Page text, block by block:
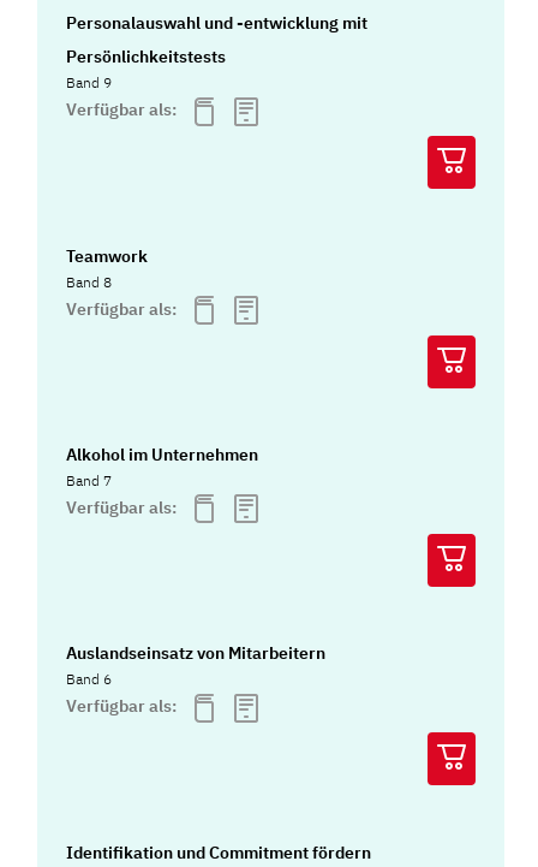
Personalauswahl und -entwicklung mit
Persönlichkeitstests
Band 9
Verfügbar als:
Teamwork
Band 8
Verfügbar als:
Alkohol im Unternehmen
Band 7
Verfügbar als:
Auslandseinsatz von Mitarbeitern
Band 6
Verfügbar als:
Identifikation und Commitment fördern